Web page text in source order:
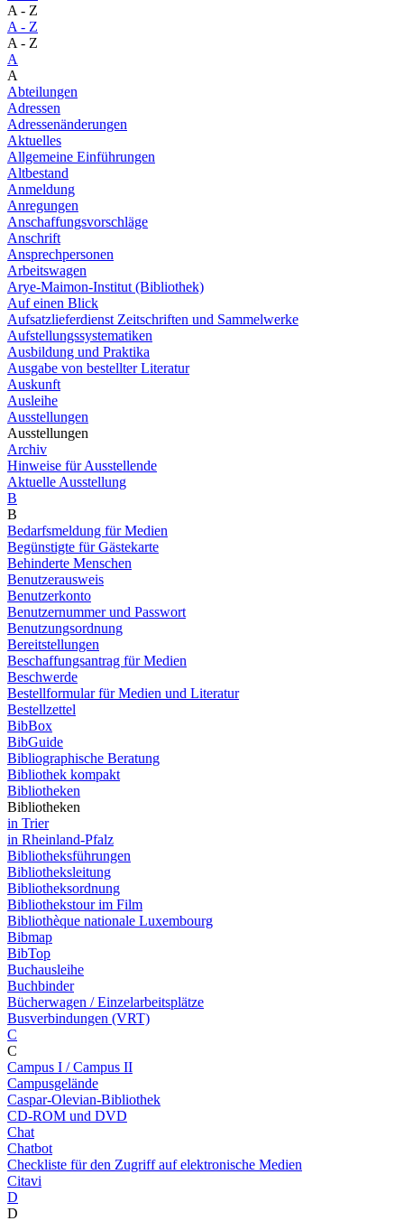
A - Z
A - Z
A - Z
A
A
Abteilungen
Adressen
Adressenänderungen
Aktuelles
Allgemeine Einführungen
Altbestand
Anmeldung
Anregungen
Anschaffungsvorschläge
Anschrift
Ansprechpersonen
Arbeitswagen
Arye-Maimon-Institut (Bibliothek)
Auf einen Blick
Aufsatzlieferdienst Zeitschriften und Sammelwerke
Aufstellungssystematiken
Ausbildung und Praktika
Ausgabe von bestellter Literatur
Auskunft
Ausleihe
Ausstellungen
Ausstellungen
Archiv
Hinweise für Ausstellende
Aktuelle Ausstellung
B
B
Bedarfsmeldung für Medien
Begünstigte für Gästekarte
Behinderte Menschen
Benutzerausweis
Benutzerkonto
Benutzernummer und Passwort
Benutzungsordnung
Bereitstellungen
Beschaffungsantrag für Medien
Beschwerde
Bestellformular für Medien und Literatur
Bestellzettel
BibBox
BibGuide
Bibliographische Beratung
Bibliothek kompakt
Bibliotheken
Bibliotheken
in Trier
in Rheinland-Pfalz
Bibliotheksführungen
Bibliotheksleitung
Bibliotheksordnung
Bibliothekstour im Film
Bibliothèque nationale Luxembourg
Bibmap
BibTop
Buchausleihe
Buchbinder
Bücherwagen / Einzelarbeitsplätze
Busverbindungen (VRT)
C
C
Campus I / Campus II
Campusgelände
Caspar-Olevian-Bibliothek
CD-ROM und DVD
Chat
Chatbot
Checkliste für den Zugriff auf elektronische Medien
Citavi
D
D